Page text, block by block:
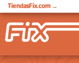
TiendasFix.com →